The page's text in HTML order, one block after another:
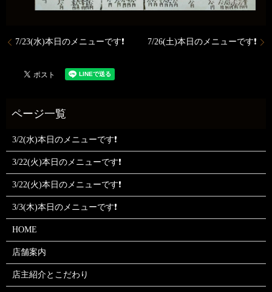
7/23(水)本日のメニューです❗️ 7/26(土)本日のメニューです❗️
3/2(水)本日のメニューです❗
3/22(火)本日のメニューです❗
3/22(火)本日のメニューです❗
3/3(木)本日のメニューです❗
HOME
店舗案内
店主紹介とこだわり